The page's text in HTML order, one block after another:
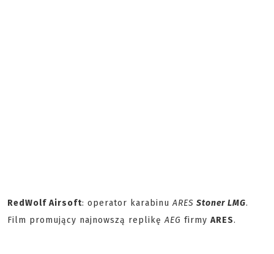
RedWolf Airsoft: operator karabinu ARES Stoner LMG.
Film promujący najnowszą replikęAEG firmy ARES.